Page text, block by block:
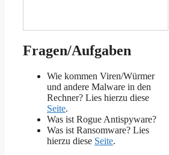
Fragen/Aufgaben
Wie kommen Viren/Würmer
und andere Malware in den
Rechner? Lies hierzu diese
Seite.
Was ist Rogue Antispyware?
Was ist Ransomware? Lies
hierzu diese Seite.